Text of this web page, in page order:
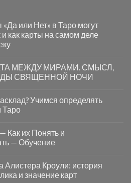
или Нет» в Таро могут
и как карты на самом деле
МЕЖДУ МИРАМИ. СМЫСЛ,
СВЯЩЕННОЙ НОЧИ
Учимся определять
Таро
Как их Понять и
— Обучение
Алистера Кроули: история
и значение карт